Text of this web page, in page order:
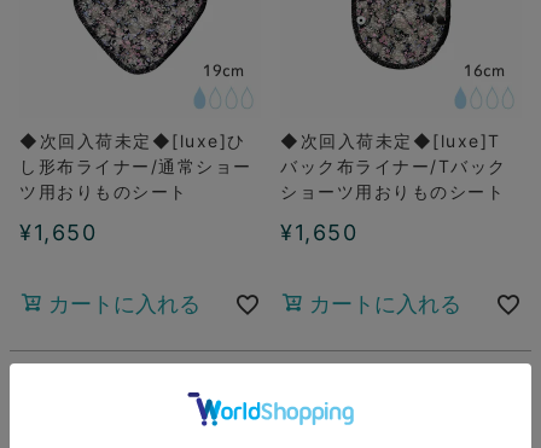
◆次回入荷未定◆[luxe]ひ
し形布ライナー/通常ショー
ツ用おりものシート
¥1,650
カートに入れる
◆次回入荷未定◆[luxe]T
バック布ライナー/Tバック
ショーツ用おりものシート
¥1,650
カートに入れる